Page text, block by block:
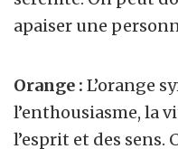
apaiser une
Orange : L’orange
l’enthousiasme, la
l’esprit et des sens.